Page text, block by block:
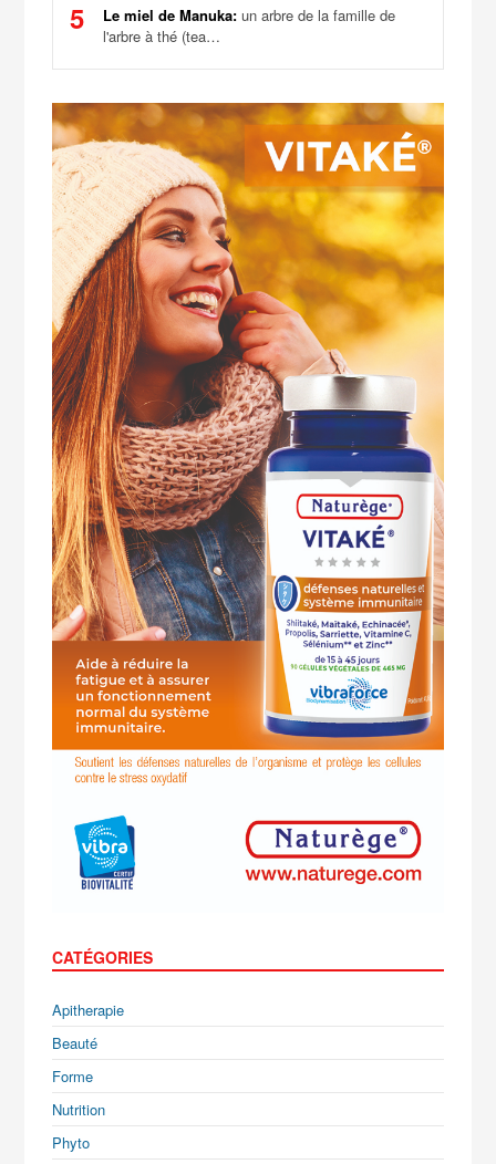
5 Le miel de Manuka: un arbre de la famille de
l'arbre à thé (tea…
CATÉGORIES
Apitherapie
Beauté
Forme
Nutrition
Phyto